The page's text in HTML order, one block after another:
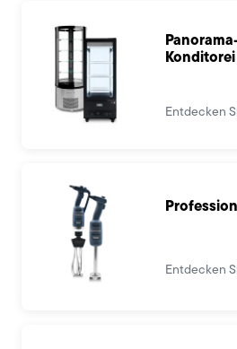
Konditorei
Entdecken
Entdecken